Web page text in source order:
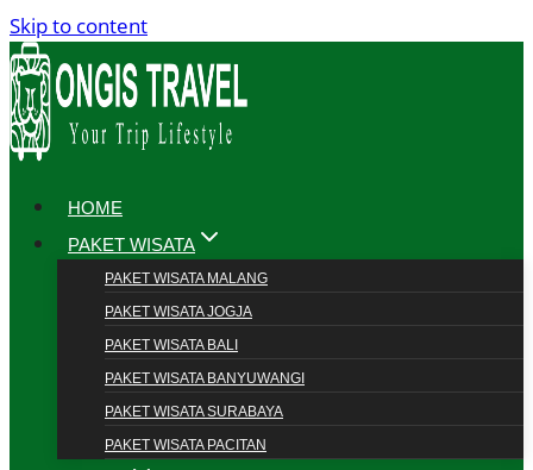
Skip to content
HOME
PAKET WISATA
PAKET WISATA MALANG
PAKET WISATA JOGJA
PAKET WISATA BALI
PAKET WISATA BANYUWANGI
PAKET WISATA SURABAYA
PAKET WISATA PACITAN